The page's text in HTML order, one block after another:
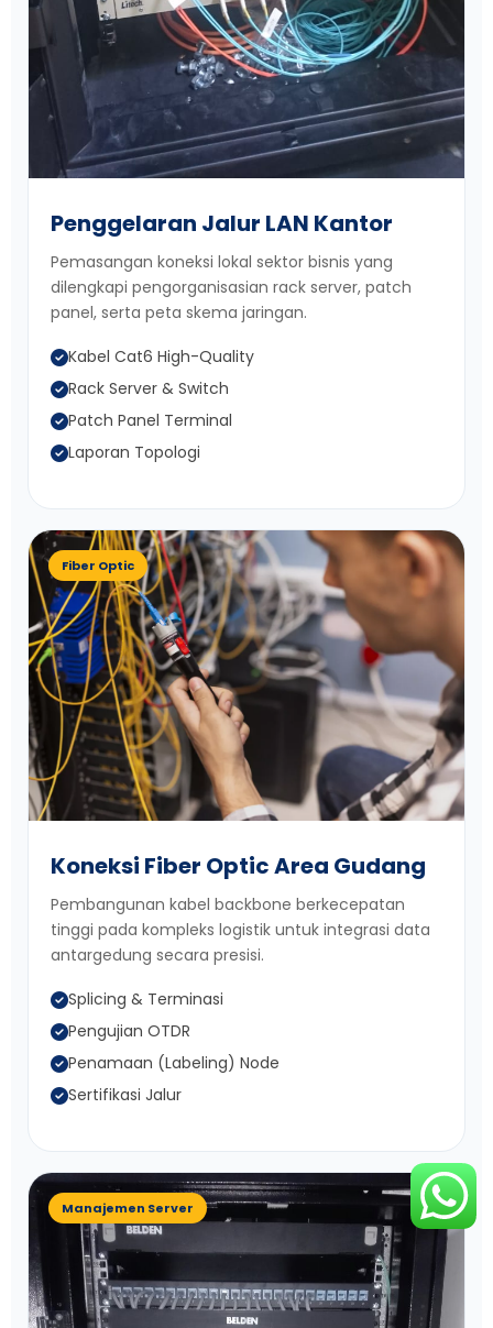
Penggelaran Jalur LAN Kantor
Pemasangan koneksi lokal sektor bisnis yang
dilengkapi pengorganisasian rack server, patch
panel, serta peta skema jaringan.
Kabel Cat6 High-Quality
Rack Server & Switch
Patch Panel Terminal
Laporan Topologi
Fiber Optic
Koneksi Fiber Optic Area Gudang
Pembangunan kabel backbone berkecepatan
tinggi pada kompleks logistik untuk integrasi data
antargedung secara presisi.
Splicing & Terminasi
Pengujian OTDR
Penamaan (Labeling) Node
Sertifikasi Jalur
Manajemen Server